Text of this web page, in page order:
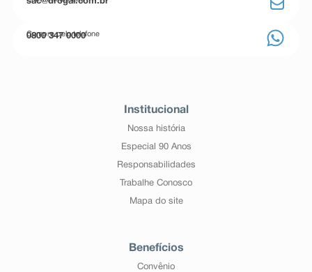
Compre pelo telefone
0800 347 0000
Institucional
Nossa história
Especial 90 Anos
Responsabilidades
Trabalhe Conosco
Mapa do site
Benefícios
Convênio